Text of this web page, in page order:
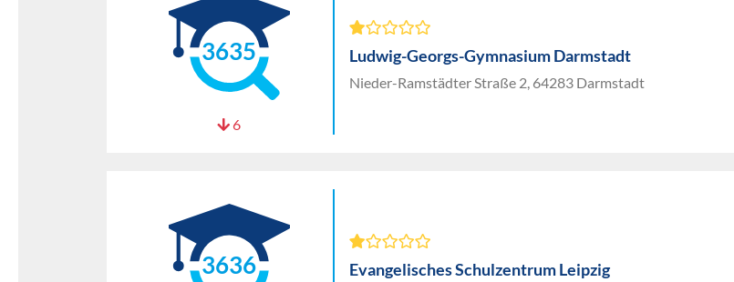
3635
6
Ludwig-Georgs-Gymnasium Darmstadt
Nieder-Ramstädter Straße 2, 64283 Darmstadt
3636 Evangelisches Schulzentrum Leipzig